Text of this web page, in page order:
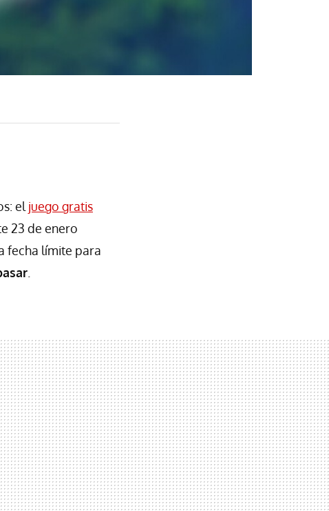
el juego gratis
23 de enero
fecha límite para